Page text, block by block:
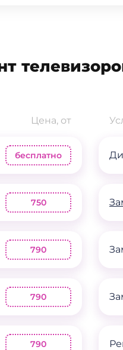
Цена, от
бесплатно
750
790
790
790